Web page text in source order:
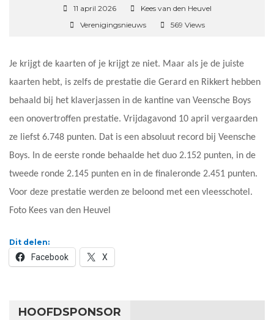
11 april 2026
Kees van den Heuvel
Verenigingsnieuws
569 Views
Je krijgt de kaarten of je krijgt ze niet. Maar als je de juiste
kaarten hebt, is zelfs de prestatie die Gerard en Rikkert hebben
behaald bij het klaverjassen in de kantine van Veensche Boys
een onovertroffen prestatie. Vrijdagavond 10 april vergaarden
ze liefst 6.748 punten. Dat is een absoluut record bij Veensche
Boys. In de eerste ronde behaalde het duo 2.152 punten, in de
tweede ronde 2.145 punten en in de finaleronde 2.451 punten.
Voor deze prestatie werden ze beloond met een vleesschotel.
Foto Kees van den Heuvel
Dit delen:
Facebook X
HOOFDSPONSOR